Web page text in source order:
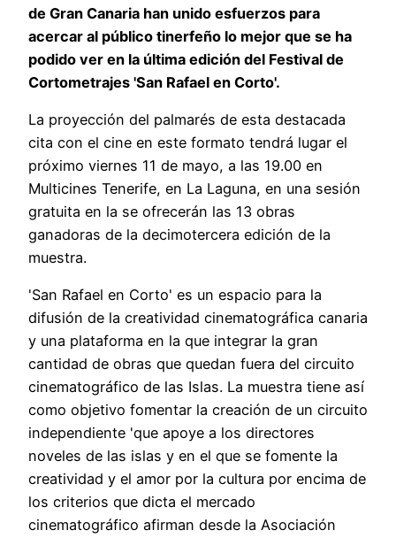
de Gran Canaria han unido esfuerzos para
acercar al público tinerfeño lo mejor que se ha
podido ver en la última edición del Festival de
Cortometrajes 'San Rafael en Corto'.
La proyección del palmarés de esta destacada
cita con el cine en este formato tendrá lugar el
próximo viernes 11 de mayo, a las 19.00 en
Multicines Tenerife, en La Laguna, en una sesión
gratuita en la se ofrecerán las 13 obras
ganadoras de la decimotercera edición de la
muestra.
'San Rafael en Corto' es un espacio para la
difusión de la creatividad cinematográfica canaria
y una plataforma en la que integrar la gran
cantidad de obras que quedan fuera del circuito
cinematográfico de las Islas. La muestra tiene así
como objetivo fomentar la creación de un circuito
independiente 'que apoye a los directores
noveles de las islas y en el que se fomente la
creatividad y el amor por la cultura por encima de
los criterios que dicta el mercado
cinematográfico afirman desde la Asociación